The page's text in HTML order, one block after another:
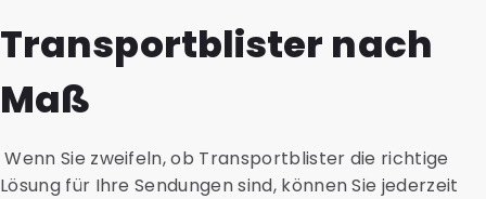
Transportblister nach
Maß
Wenn Sie zweifeln, ob Transportblister die richtige
Lösung für Ihre Sendungen sind, können Sie jederzeit